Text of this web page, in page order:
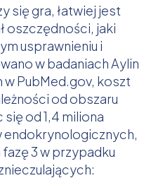
się gra, łatwiej jest
oszczędności, jaki
usprawnieniu i
w badaniach Aylin
PubMed.gov, koszt
od obszaru
od 1,4 miliona
endokrynologicznych,
3 w przypadku